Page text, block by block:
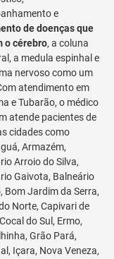
e
de doenças que
o cérebro, a coluna
a medula espinhal e
nervoso como um
atendimento em
e Tubarão, o médico
atende pacientes de
cidades como
Armazém,
Arroio do Silva,
Gaivota, Balneário
Bom Jardim da Serra,
Norte, Capivari de
do Sul, Ermo,
Grão Pará,
Içara, Nova Veneza,